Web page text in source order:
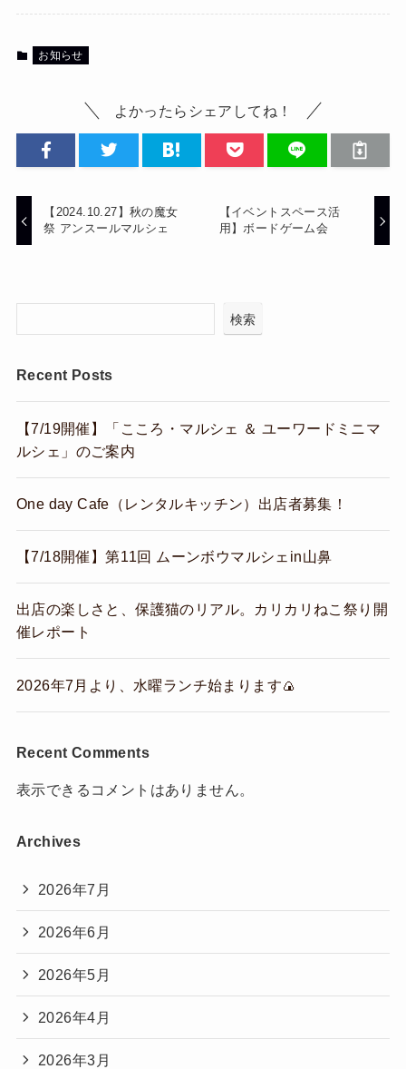
お知らせ
よかったらシェアしてね！
【2024.10.27】秋の魔女
祭 アンスールマルシェ
【イベントスペース活
用】ボードゲーム会
検索
Recent Posts
【7/19開催】「こころ・マルシェ ＆ ユーワードミニマ
ルシェ」のご案内
One day Cafe（レンタルキッチン）出店者募集！
【7/18開催】第11回 ムーンボウマルシェin山鼻
出店の楽しさと、保護猫のリアル。カリカリねこ祭り開
催レポート
2026年7月より、水曜ランチ始まります🍙
Recent Comments
表示できるコメントはありません。
Archives
2026年7月
2026年6月
2026年5月
2026年4月
2026年3月